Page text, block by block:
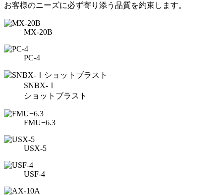
お客様のニーズに必ず寄り添う品質を約束します。
MX-20B
PC-4
SNBX-Ⅰ
ショットブラスト
FMU−6.3
USX-5
USF-4